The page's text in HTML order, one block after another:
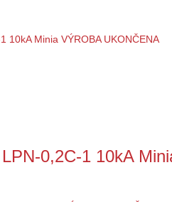
0,2C-1 10kA